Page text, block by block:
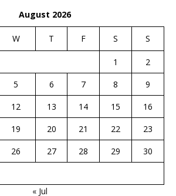
August 2026
W T F S S
1
2
5 6 7 8
9
12 13 14 15
16
19 20 21 22
23
26 27 28 29
30
« Jul